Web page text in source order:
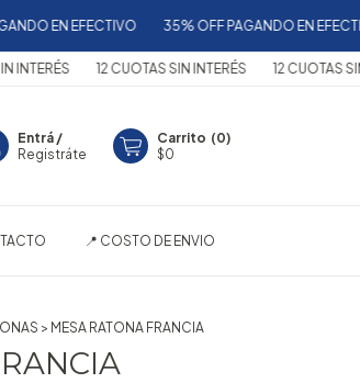
EN EFECTIVO 35% OFF PAGANDO EN EFECTIVO
12 CUOTAS SIN INTERÉS 12 CUOTAS SIN
Entrá /
Registráte
Carrito (0)
$0
📍 COSTO DE ENVIO
> MESA RATONA FRANCIA